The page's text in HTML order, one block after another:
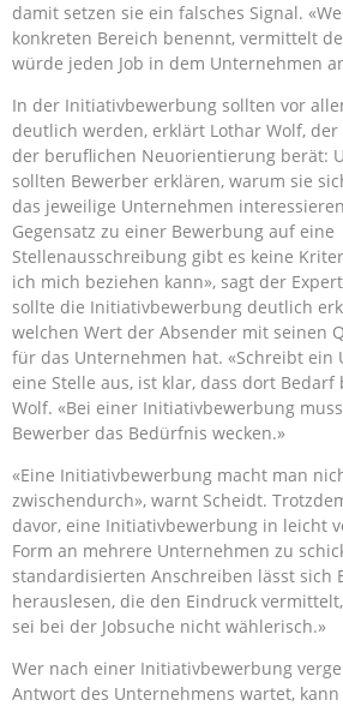
damit setzen sie ein falsches Signal.
konkreten Bereich benennt, vermittelt
würde jeden Job in dem Unternehmen
In der Initiativbewerbung sollten vor
deutlich werden, erklärt Lothar Wolf,
der beruflichen Neuorientierung berät:
sollten Bewerber erklären, warum sie
das jeweilige Unternehmen
Gegensatz zu einer Bewerbung auf eine
Stellenausschreibung gibt es keine
ich mich beziehen kann», sagt der
sollte die Initiativbewerbung deutlich
welchen Wert der Absender mit seinen
für das Unternehmen hat. «Schreibt ein
eine Stelle aus, ist klar, dass dort Bedarf
Wolf. «Bei einer Initiativbewerbung
Bewerber das Bedürfnis wecken.»
«Eine Initiativbewerbung macht man
zwischendurch», warnt Scheidt.
davor, eine Initiativbewerbung in leicht
Form an mehrere Unternehmen zu
standardisierten Anschreiben lässt sich
herauslesen, die den Eindruck
sei bei der Jobsuche nicht wählerisch.»
Wer nach einer Initiativbewerbung
Antwort des Unternehmens wartet,